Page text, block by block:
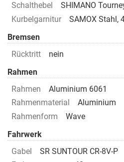
Schalthebel
SHIMANO
Kurbelgarnitur
SAMOX Stahl,
Bremsen
Rücktritt
nein
Rahmen
Rahmen
Aluminium 6061
Rahmenmaterial
Aluminium
Rahmenform
Wave
Fahrwerk
Gabel
SR SUNTOUR CR-8V-P